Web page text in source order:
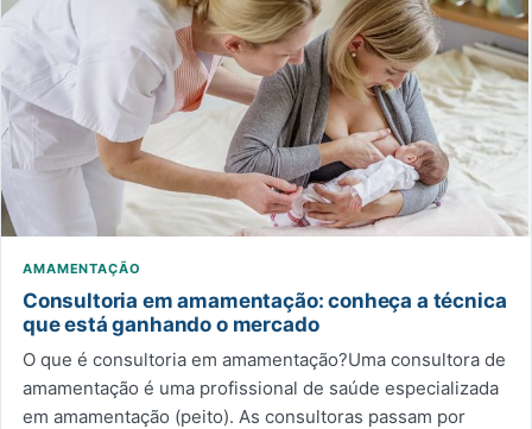
AMAMENTAÇÃO
Consultoria em amamentação: conheça a técnica
que está ganhando o mercado
O que é consultoria em amamentação?Uma consultora de
amamentação é uma profissional de saúde especializada
em amamentação (peito). As consultoras passam por